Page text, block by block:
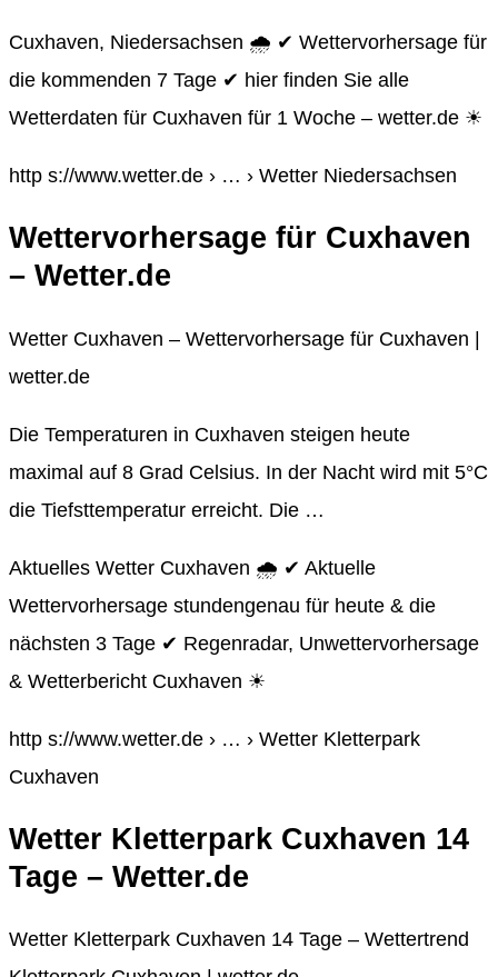
Cuxhaven, Niedersachsen 🌧️ ✔ Wettervorhersage für
die kommenden 7 Tage ✔ hier finden Sie alle
Wetterdaten für Cuxhaven für 1 Woche – wetter.de ☀
http s://www.wetter.de › … › Wetter Niedersachsen
Wettervorhersage für Cuxhaven
– Wetter.de
Wetter Cuxhaven – Wettervorhersage für Cuxhaven |
wetter.de
Die Temperaturen in Cuxhaven steigen heute
maximal auf 8 Grad Celsius. In der Nacht wird mit 5°C
die Tiefsttemperatur erreicht. Die …
Aktuelles Wetter Cuxhaven 🌧️ ✔ Aktuelle
Wettervorhersage stundengenau für heute & die
nächsten 3 Tage ✔ Regenradar, Unwettervorhersage
& Wetterbericht Cuxhaven ☀
http s://www.wetter.de › … › Wetter Kletterpark
Cuxhaven
Wetter Kletterpark Cuxhaven 14
Tage – Wetter.de
Wetter Kletterpark Cuxhaven 14 Tage – Wettertrend